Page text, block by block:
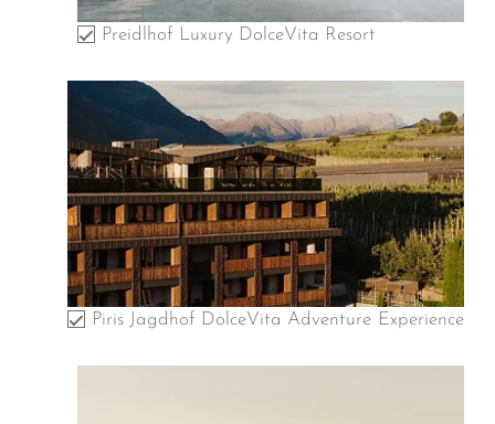
Preidlhof Luxury DolceVita Resort
Piris Jagdhof DolceVita Adventure Experience